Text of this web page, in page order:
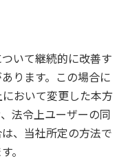
いて継続的に改善す
ります。この場合に
おいて変更した本方
法令上ユーザーの同
、当社所定の方法で
。